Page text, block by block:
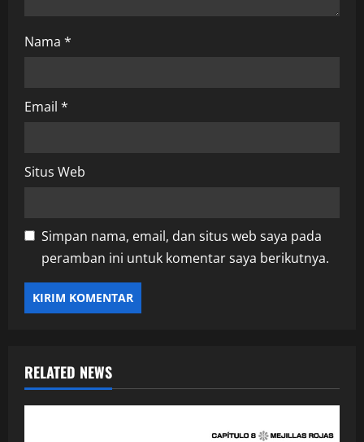
Nama *
Email *
Situs Web
Simpan nama, email, dan situs web saya pada
peramban ini untuk komentar saya berikutnya.
RELATED NEWS